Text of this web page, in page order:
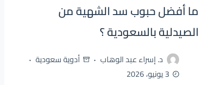
ما أفضل حبوب سد الشهية من
الصيدلية بالسعودية ؟
د. إسراء عبد الوهاب
أدوية سعودية
3 يونيو، 2026